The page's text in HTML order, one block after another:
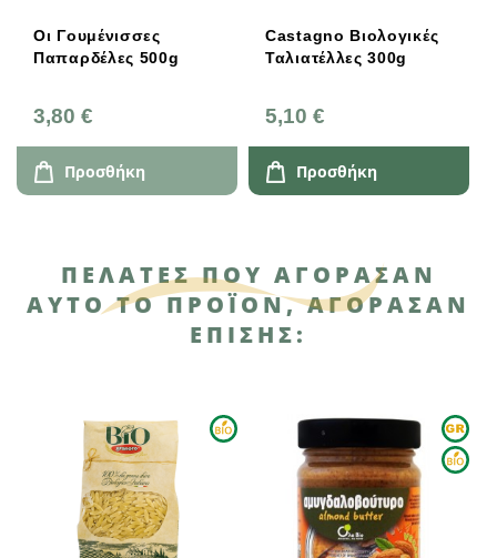
Οι Γουμένισσες
Παπαρδέλες 500g
3,80 €
Προσθήκη
Castagno Βιολογικές
Ταλιατέλλες 300g
5,10 €
Προσθήκη
ΠΕΛΆΤΕΣ ΠΟΥ ΑΓΌΡΑΣΑΝ
ΑΥΤΌ ΤΟ ΠΡΟΪΌΝ, ΑΓΌΡΑΣΑΝ
ΕΠΊΣΗΣ: